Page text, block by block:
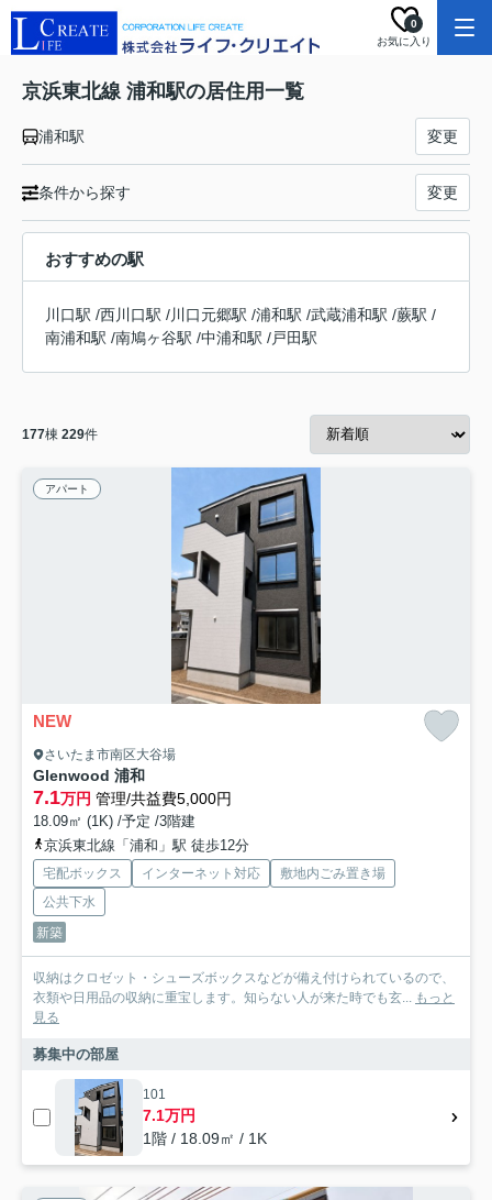
お気に入り
0
京浜東北線 浦和駅の居住用一覧
浦和駅 変更
条件から探す 変更
おすすめの駅
川口駅 /西川口駅 /川口元郷駅 /浦和駅 /武蔵浦和駅 /蕨駅 /
南浦和駅 /南鳩ヶ谷駅 /中浦和駅 /戸田駅
177棟 229件
アパート
NEW
さいたま市南区大谷場
Glenwood 浦和
7.1万円 管理/共益費5,000円
18.09㎡ (1K) /予定 /3階建
京浜東北線「浦和」駅 徒歩12分
宅配ボックス インターネット対応
敷地内ごみ置き場
公共下水
新築
収納はクロゼット・シューズボックスなどが備え付けられているので、
衣類や日用品の収納に重宝します。知らない人が来た時でも玄... もっと
見る
募集中の部屋
101
7.1万円
1階 / 18.09㎡ / 1K